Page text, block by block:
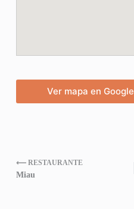
Ver mapa en Google
⟵ RESTAURANTE
Miau